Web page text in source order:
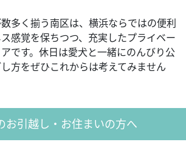
多く揃う南区は、横浜ならではの便利
感覚を保ちつつ、充実したプライベー
です。休日は愛犬と一緒にのんびり公
方をぜひこれからは考えてみません
お引越し・お住まいの方へ